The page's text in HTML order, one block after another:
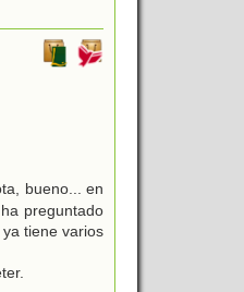
bueno... en
preguntado
tiene varios